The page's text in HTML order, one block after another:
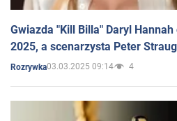
Gwiazda "Kill Billa" Daryl
2025, a scenarzysta Peter
Rozrywka03.03.2025 09:14 4